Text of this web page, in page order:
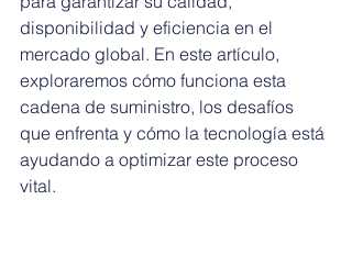
disponibilidad y eficiencia en el
mercado global. En este artículo,
exploraremos cómo funciona esta
cadena de suministro, los desafíos
que enfrenta y cómo la tecnología está
ayudando a optimizar este proceso
vital.